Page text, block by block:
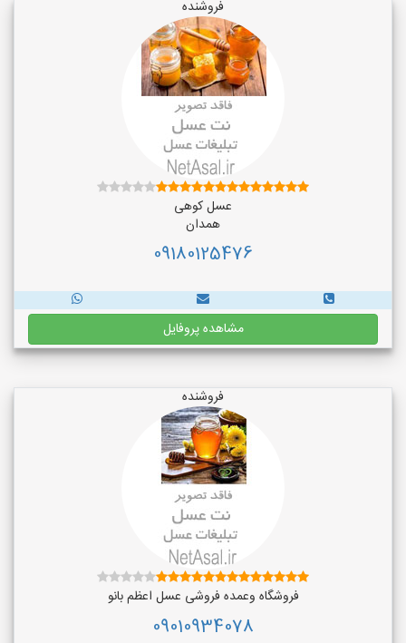
فروشنده
عسل کوهی
همدان
09180125476
مشاهده پروفایل
فروشنده
فروشگاه وعمده فروشی عسل اعظم بانو
09010934078